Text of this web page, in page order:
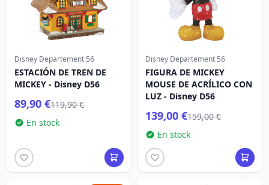
Disney Departement 56
ESTACIÓN DE TREN DE
MICKEY - Disney D56
89,90 €119,90 €
En stock
Disney Departement 56
FIGURA DE MICKEY
MOUSE DE ACRÍLICO CON
LUZ - Disney D56
139,00 €159,00 €
En stock